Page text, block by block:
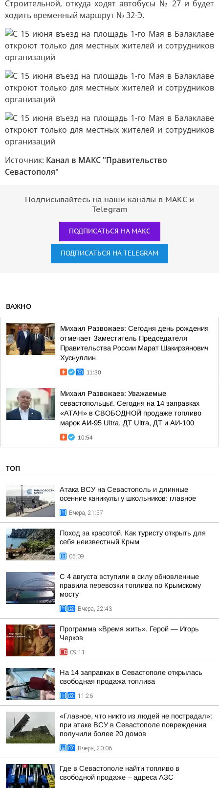
Строительной, откуда ходят автобусы № 27 и будет
ходить временный маршрут № 32-Э.
Источник: Канал в МАКС "Правительство
Севастополя"
Подписывайтесь на наши каналы в МАКС и
Telegram
ПОДПИСАТЬСЯ НА МАКС
ПОДПИСАТЬСЯ НА TELEGRAM
ВАЖНО
Михаил Развожаев: Сегодня день рождения
отмечает Заместитель Председателя
Правительства России Марат Шакирзянович
Хуснуллин
11:30
Михаил Развожаев: Уважаемые
севастопольцы!. Сегодня на 14 заправках
«АТАН» в СВОБОДНОЙ продаже топливо
марок АИ-95 Ultra, ДТ Ultra, ДТ и АИ-100
10:54
ТОП
Атака ВСУ на Севастополь и длинные
осенние каникулы у школьников: главное
Вчера, 21:57
Поход за красотой. Как туристу открыть для
себя неизвестный Крым
05:09
С 4 августа вступили в силу обновленные
правила перевозки топлива по Крымскому
мосту
Вчера, 22:43
Программа «Время жить». Герой — Игорь
Черков
09:11
На 14 заправках в Севастополе открылась
свободная продажа топлива
11:26
«Главное, что никто из людей не пострадал»:
при атаке ВСУ в Севастополе повреждения
получили более 20 домов
Вчера, 20:06
Где в Севастополе найти топливо в
свободной продаже – адреса АЗС